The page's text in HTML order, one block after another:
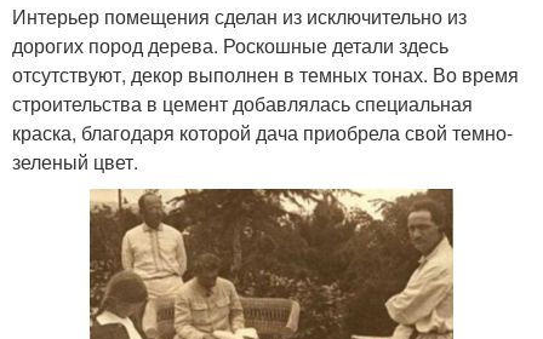
Интерьер помещения сделан из исключительно из
дорогих пород дерева. Роскошные детали здесь
отсутствуют, декор выполнен в темных тонах. Во время
строительства в цемент добавлялась специальная
краска, благодаря которой дача приобрела свой темно-
зеленый цвет.